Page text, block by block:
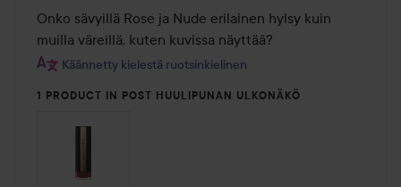
Onko sävyillä Rose ja Nude erilainen hylsy kuin
muilla väreillä, kuten kuvissa näyttää?
Käännetty kielestä ruotsinkielinen
1 PRODUCT IN POST HUULIPUNAN ULKONÄKÖ